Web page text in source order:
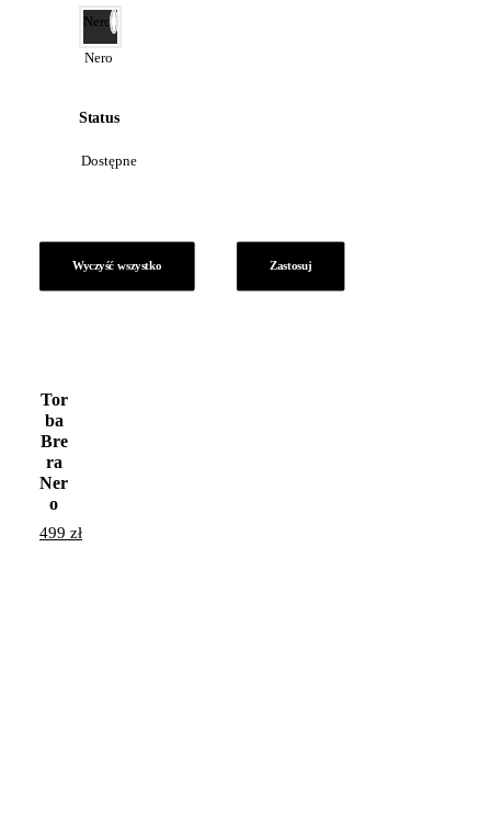
Nero
Nero
Status
Dostępne
Wyczyść wszystko Zastosuj
Tor
ba
Bre
ra
Ner
o
499 zł